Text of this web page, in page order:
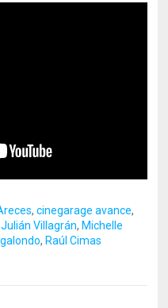
,cinegarage avance,
Julián Villagrán, Michelle
, Raúl Cimas